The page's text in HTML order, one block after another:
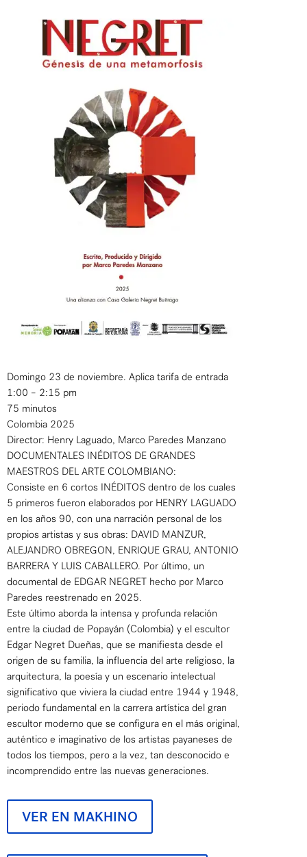
Domingo 23 de noviembre. Aplica tarifa de entrada
1:00 – 2:15 pm
75 minutos
Colombia 2025
Director: Henry Laguado, Marco Paredes Manzano
DOCUMENTALES INÉDITOS DE GRANDES
MAESTROS DEL ARTE COLOMBIANO:
Consiste en 6 cortos INÉDITOS dentro de los cuales
5 primeros fueron elaborados por HENRY LAGUADO
en los años 90, con una narración personal de los
propios artistas y sus obras: DAVID MANZUR,
ALEJANDRO OBREGON, ENRIQUE GRAU, ANTONIO
BARRERA Y LUIS CABALLERO. Por último, un
documental de EDGAR NEGRET hecho por Marco
Paredes reestrenado en 2025.
Este último aborda la intensa y profunda relación
entre la ciudad de Popayán (Colombia) y el escultor
Edgar Negret Dueñas, que se manifiesta desde el
origen de su familia, la influencia del arte religioso, la
arquitectura, la poesía y un escenario intelectual
significativo que viviera la ciudad entre 1944 y 1948,
periodo fundamental en la carrera artística del gran
escultor moderno que se configura en el más original,
auténtico e imaginativo de los artistas payaneses de
todos los tiempos, pero a la vez, tan desconocido e
incomprendido entre las nuevas generaciones.
VER EN MAKHINO